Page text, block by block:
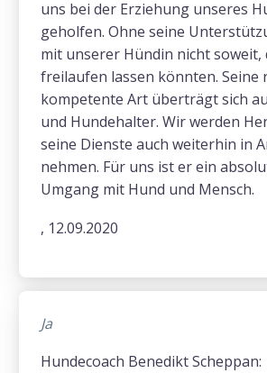
uns bei der Erziehung unseres
geholfen. Ohne seine
mit unserer Hündin nicht soweit,
freilaufen lassen könnten. Seine
kompetente Art überträgt sich
und Hundehalter. Wir werden
seine Dienste auch weiterhin in
nehmen. Für uns ist er ein
Umgang mit Hund und Mensch.
, 12.09.2020
Ja
Hundecoach Benedikt Scheppan: